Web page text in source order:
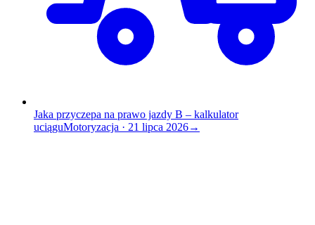
Jaka przyczepa na prawo jazdy B – kalkulator
uciąguMotoryzacja · 21 lipca 2026→